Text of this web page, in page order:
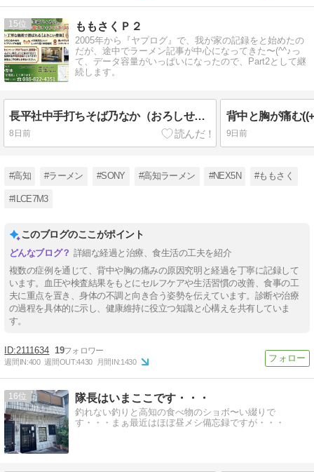
15 ももさくＰ２
2005年から『ヤプログ』で、我が家の記録をと始めたの
だが、途中でラーメン記事が中心になってきた〜(^^♪っ
て、データ容量がいっぱいになったので、Part2として継
続します。
長平社中手打ちそば乃なか（おろしせいろ（冷））★★★★☆/高知 蕎麦
8日前 9日前
#高知 #ラーメン #SONY #高知ラーメン #NEX5N #ももさく
#ILCE7M3
このブログのここがポイント
詳細な経過と治療、食生活の工夫を紹介
複数の症例を通じて、背中や胸の痛みの原因究明と経過を丁寧に記録して
います。血圧や検査結果をもとにセルフケアや生活習慣の改善、食事の工
夫に重点を置き、身体の不調と向き合う姿勢を伝えています。診断や治療
の過程を具体的に示し、健康維持に役立つ知識と心構えを共有していま
す。
2111634 19
週間IN:400 週間OUT:4430 月間IN:1430
16 隊長はいまここです・・・
釣れない釣りと高知の食べ物のショボ〜い綴りで
す・・・まぁ最近はほぼ昼メシ備忘録ですが・・・